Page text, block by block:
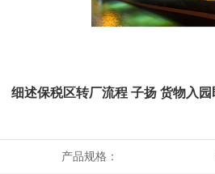
细述保税区转厂流程 子扬 货物入
产品规格：